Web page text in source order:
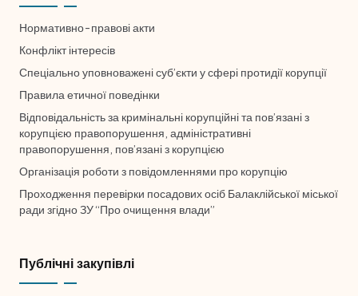
Нормативно-правові акти
Конфлікт інтересів
Спеціально уповноважені суб’єкти у сфері протидії корупції
Правила етичної поведінки
Відповідальність за кримінальні корупційні та пов’язані з
корупцією правопорушення, адміністративні
правопорушення, пов’язані з корупцією
Організація роботи з повідомленнями про корупцію
Проходження перевірки посадових осіб Балаклійської міської
ради згідно ЗУ “Про очищення влади”
Публічні закупівлі
🌈 Кольорові ⚪ Чорно-білі
➖ Сховати панель
✖ Скинути налаштування